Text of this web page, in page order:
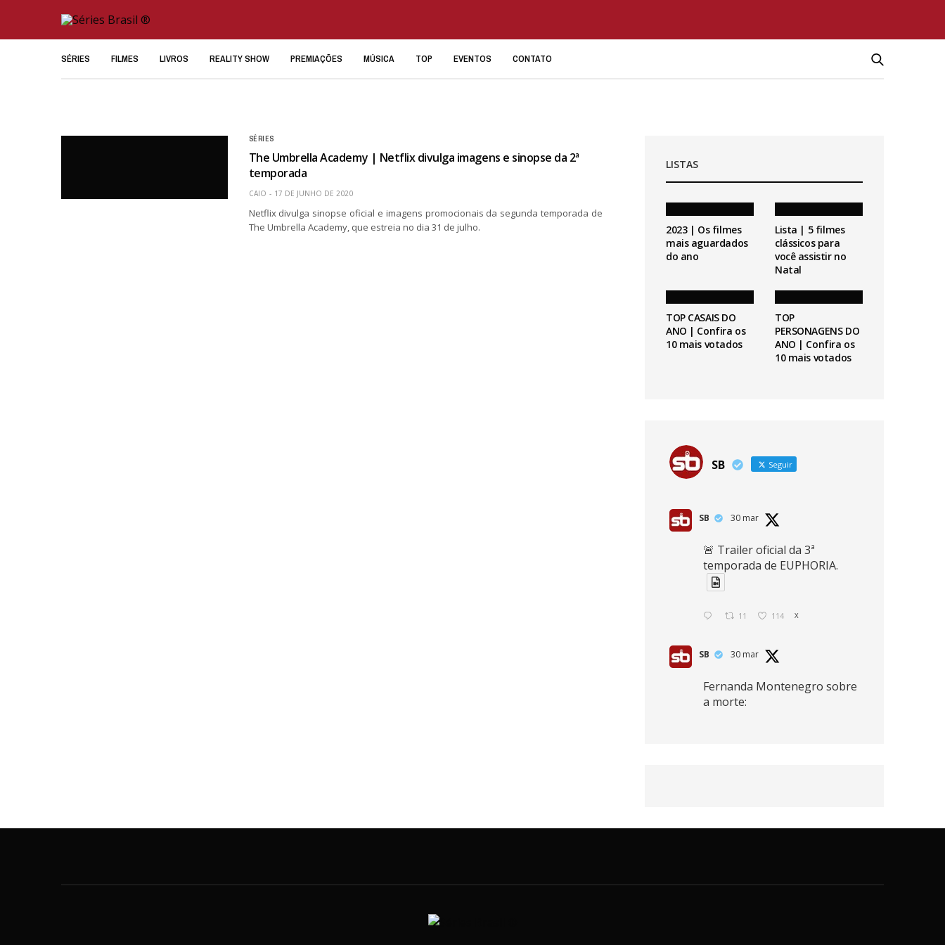
SÉRIES FILMES LIVROS REALITY SHOW PREMIAÇÕES MÚSICA TOP EVENTOS CONTATO
SÉRIES
The Umbrella Academy | Netflix divulga imagens e sinopse da 2ª
temporada
CAIO 17 DE JUNHO DE 2020
Netflix divulga sinopse oficial e imagens promocionais da segunda temporada de
The Umbrella Academy, que estreia no dia 31 de julho.
LISTAS
2023 | Os filmes
mais aguardados
do ano
Lista | 5 filmes
clássicos para
você assistir no
Natal
TOP CASAIS DO
ANO | Confira os
10 mais votados
TOP
PERSONAGENS DO
ANO | Confira os
10 mais votados
SB Seguir
SB 30 mar
🚨 Trailer oficial da 3ª
temporada de EUPHORIA.
11 114 X
SB 30 mar
Fernanda Montenegro sobre
a morte:
SB 30 mar